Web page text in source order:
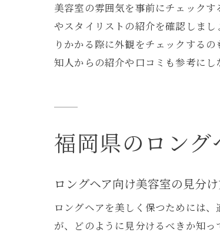
美容室の雰囲気を事前にチェック
やスタイリストの紹介を確認しま
りかかる際に外観をチェックする
知人からの紹介や口コミも参考にし
福岡県のロン
ロングヘア向け美容室の見分
ロングヘアを美しく保つためには
が、どのように見分けるべきか知